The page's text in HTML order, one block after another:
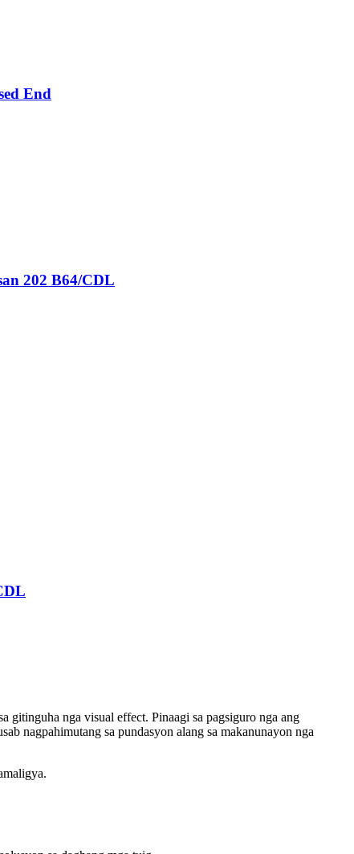
End
202 B64/CDL
gitinguha nga visual effect. Pinaagi sa pagsiguro nga ang
nagpahimutang sa pundasyon alang sa makanunayon nga